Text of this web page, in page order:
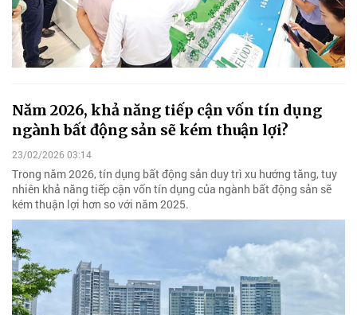
Năm 2026, khả năng tiếp cận vốn tín dụng
ngành bất động sản sẽ kém thuận lợi?
23/02/2026 03:14
Trong năm 2026, tín dụng bất động sản duy trì xu hướng tăng, tuy
nhiên khả năng tiếp cận vốn tín dụng của ngành bất động sản sẽ
kém thuận lợi hơn so với năm 2025.